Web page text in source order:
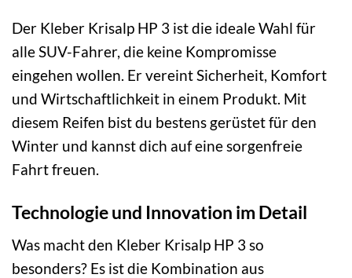
Der Kleber Krisalp HP 3 ist die ideale Wahl für
alle SUV-Fahrer, die keine Kompromisse
eingehen wollen. Er vereint Sicherheit, Komfort
und Wirtschaftlichkeit in einem Produkt. Mit
diesem Reifen bist du bestens gerüstet für den
Winter und kannst dich auf eine sorgenfreie
Fahrt freuen.
Technologie und Innovation im Detail
Was macht den Kleber Krisalp HP 3 so
besonders? Es ist die Kombination aus